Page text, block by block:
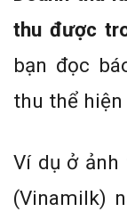
thu được
bạn đọc
thu thể hiện
Ví dụ ở ảnh
(Vinamilk)